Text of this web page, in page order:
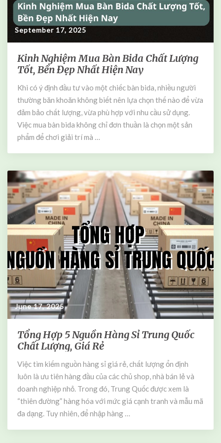
a
m
ữ
Q
u
y
ế
n
R
ũ
,
C
h
i
n
h
h
ụ
c
M
i
Á
n
h
N
h
ì
n
September 17, 2025
K
i
h
N
g
h
i
ệ
m
u
a
B
à
n
B
d
a
C
h
ấ
t
L
ư
ợ
n
g
T
ố
t
B
ề
Kinh Nghiệm Mua Bàn Bida Chất Lượng
Tốt, Bền Đẹp Nhất Hiện Nay
Khi có ý định đầu tư vào một chiếc bàn bida, nhiều người
thường băn khoăn không biết nên lựa chọn thế nào để vừa
đảm bảo chất lượng, vừa phù hợp với nhu cầu sử dụng.
Việc mua bàn bida không chỉ đơn thuần là chọn một sản
phẩm để chơi giải trí mà …
June 17, 2025
T
ổ
g
H
ợ
p
5
g
Tổng Hợp 5 Nguồn Hàng Sỉ Trung Quốc
Chất Lượng, Giá Rẻ
Việc tìm kiếm nguồn hàng sỉ giá rẻ, chất lượng ổn định
luôn là ưu tiên hàng đầu của các chủ shop, nhà bán lẻ và
doanh nghiệp nhỏ. Trong đó, Trung Quốc được xem là
“thiên đường” hàng hóa với mức giá cạnh tranh và mẫu mã
đa dạng. Tuy nhiên, để nhập hàng …